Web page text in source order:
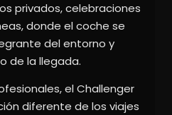
privados, celebraciones
donde el coche se
del entorno y
de la llegada.
el Challenger
diferente de los viajes